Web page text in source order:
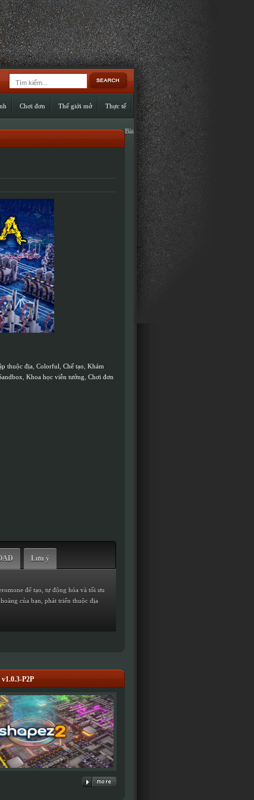
Chơi đơn Thế giới mở Thực tế
thuộc địa Colorful Chế tạo Khám
Khoa học viễn tưởng Chơi đơn
Lưu ý
để tạo, tự động hóa và tối ưu
của bạn, phát triển thuộc địa
Bài
P2P